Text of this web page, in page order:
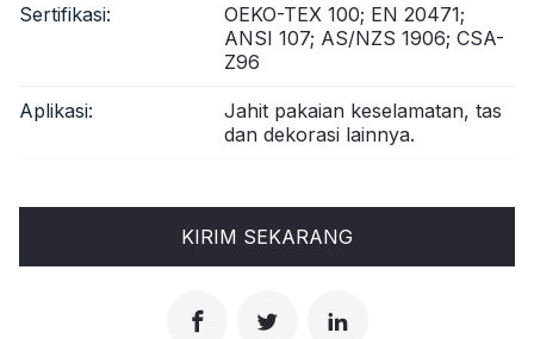
Sertifikasi:
OEKO-TEX 100; EN 20471;
ANSI 107; AS/NZS 1906; CSA-
Z96
Aplikasi:
Jahit pakaian keselamatan, tas
dan dekorasi lainnya.
KIRIM SEKARANG